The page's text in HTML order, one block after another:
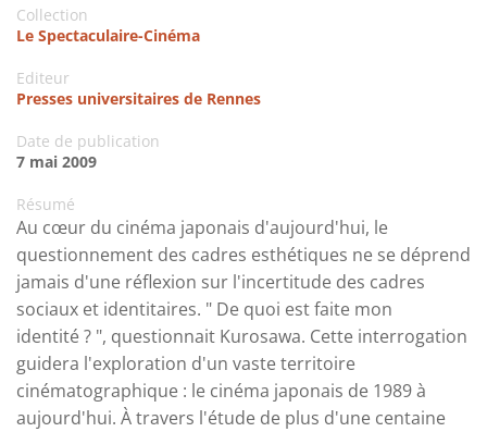
Collection
Le Spectaculaire-Cinéma
Editeur
Presses universitaires de Rennes
Date de publication
7 mai 2009
Résumé
Au cœur du cinéma japonais d'aujourd'hui, le
questionnement des cadres esthétiques ne se déprend
jamais d'une réflexion sur l'incertitude des cadres
sociaux et identitaires. " De quoi est faite mon
identité ? ", questionnait Kurosawa. Cette interrogation
guidera l'exploration d'un vaste territoire
cinématographique : le cinéma japonais de 1989 à
aujourd'hui. À travers l'étude de plus d'une centaine